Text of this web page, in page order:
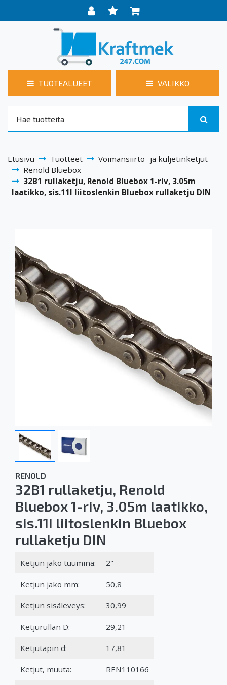
TUOTEALUEET VALIKKO
Etusivu Tuotteet
Voimansiirto- ja kuljetinketjut
Renold Bluebox
32B1 rullaketju, Renold Bluebox 1-riv, 3.05m
laatikko, sis.11I liitoslenkin Bluebox rullaketju DIN
RENOLD
32B1 rullaketju, Renold
Bluebox 1-riv, 3.05m laatikko,
sis.11I liitoslenkin Bluebox
rullaketju DIN
Ketjun jako tuumina: 2"
Ketjun jako mm: 50,8
Ketjun sisäleveys: 30,99
Ketjurullan D: 29,21
Ketjutapin d: 17,81
Ketjut, muuta: REN110166